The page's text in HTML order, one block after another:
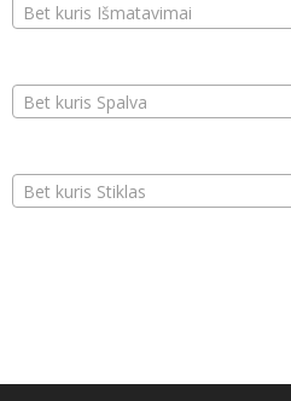
Bet kuris Išmatavimai
Bet kuris Spalva
Bet kuris Stiklas